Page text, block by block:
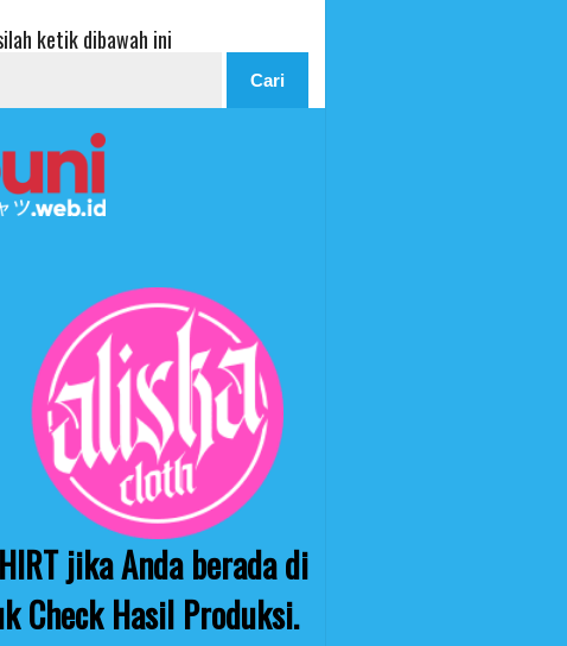
ketik dibawah ini
jika Anda berada di
Check Hasil Produksi.